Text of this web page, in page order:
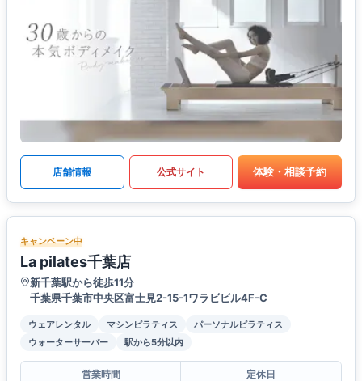
店舗情報 公式サイト 体験・相談予約
キャンペーン中
La pilates千葉店
新千葉駅から徒歩11分
千葉県千葉市中央区富士見2-15-1ワラビビル4F-C
ウェアレンタル マシンピラティス
パーソナルピラティス
ウォーターサーバー
駅から5分以内
営業時間
定休日